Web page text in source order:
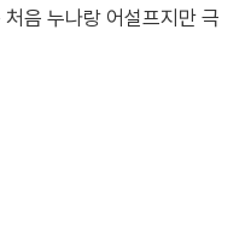
음 누나랑 어설프지만 극